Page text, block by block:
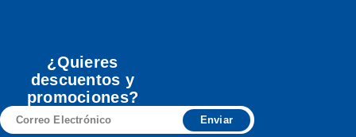
¿Quieres
descuentos y
promociones?
Correo
Electrónico
Enviar